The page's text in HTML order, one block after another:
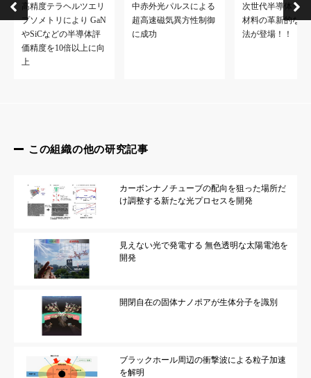
高精度テラヘルツエリ
プソメトリにより GaN
やSiCなどの半導体評
価精度を10倍以上に向
上
中赤外光パルスによる
超高速磁気異方性制御
に成功
次世代半導体デバ
材料の革新的な評
法が登場！！
この組織の他の研究記事
カーボンナノチューブの配向を狙った場所だ
け調整する新たな光プロセスを開発
見えない光で発電する 無色透明な太陽電池を
開発
開閉自在の固体ナノポアが生体分子を識別
ブラックホール周辺の衝撃波による粒子加速
を解明